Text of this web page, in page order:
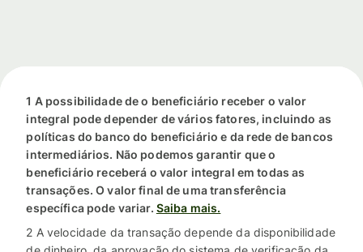
1 A possibilidade de o beneficiário receber o valor
integral pode depender de vários fatores, incluindo as
políticas do banco do beneficiário e da rede de bancos
intermediários. Não podemos garantir que o
beneficiário receberá o valor integral em todas as
transações. O valor final de uma transferência
específica pode variar. Saiba mais.
2 A velocidade da transação depende da disponibilidade